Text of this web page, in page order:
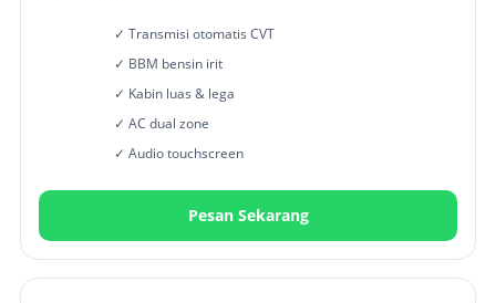
✓ Transmisi otomatis CVT
✓ BBM bensin irit
✓ Kabin luas & lega
✓ AC dual zone
✓ Audio touchscreen
Pesan Sekarang